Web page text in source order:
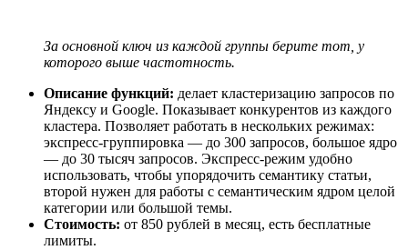
За основной ключ из каждой группы берите тот, у
которого выше частотность.
Описание функций: делает кластеризацию запросов по
Яндексу и Google. Показывает конкурентов из каждого
кластера. Позволяет работать в нескольких режимах:
экспресс-группировка — до 300 запросов, большое ядро
— до 30 тысяч запросов. Экспресс-режим удобно
использовать, чтобы упорядочить семантику статьи,
второй нужен для работы с семантическим ядром целой
категории или большой темы.
Стоимость: от 850 рублей в месяц, есть бесплатные
лимиты.